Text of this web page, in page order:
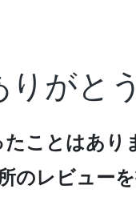
りがと
ことはあり
のレビューを